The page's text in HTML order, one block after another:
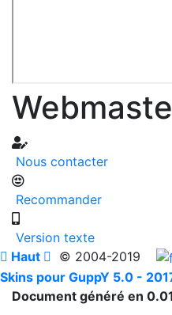
Nous contacter
Recommander
Version texte
 Haut  © 2004-2019
Skins pour GuppY 5.0 -
Document généré en